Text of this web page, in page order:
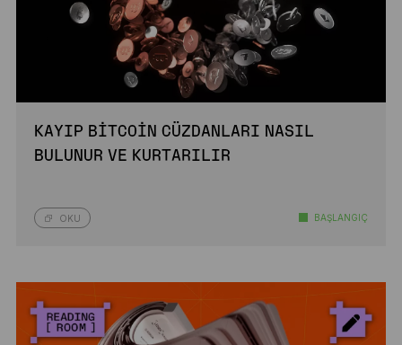
KAYIP BITCOIN CÜZDANLARI NASIL
BULUNUR VE KURTARILIR
OKU BAŞLANGIÇ